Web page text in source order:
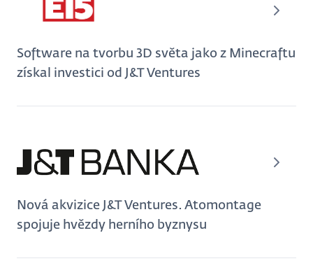
Software na tvorbu 3D světa jako z Minecraftu
získal investici od J&T Ventures
Nová akvizice J&T Ventures. Atomontage
spojuje hvězdy herního byznysu